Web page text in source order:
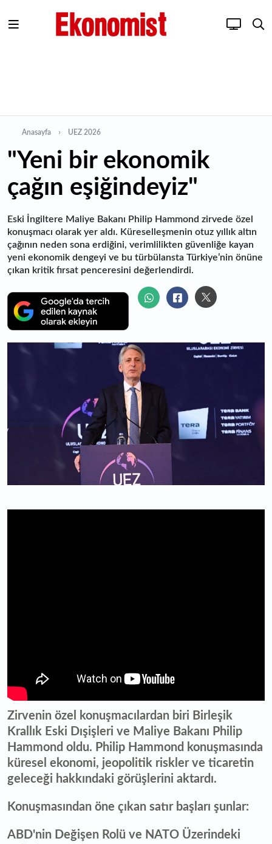
Anasayfa UEZ 2026
"Yeni bir ekonomik
çağın eşiğindeyiz"
Eski İngiltere Maliye Bakanı Philip Hammond zirvede özel
konuşmacı olarak yer aldı. Küreselleşmenin otuz yıllık altın
çağının neden sona erdiğini, verimlilikten güvenliğe kayan
yeni ekonomik dengeyi ve bu türbülansta Türkiye’nin önüne
çıkan kritik fırsat penceresini değerlendirdi.
Zirvenin özel konuşmacılardan biri Birleşik
Krallık Eski Dışişleri ve Maliye Bakanı Philip
Hammond oldu. Philip Hammond konuşmasında
küresel ekonomi, jeopolitik riskler ve ticaretin
geleceği hakkındaki görüşlerini aktardı.
Konuşmasından öne çıkan satır başları şunlar:
ABD'nin Değişen Rolü ve NATO Üzerindeki